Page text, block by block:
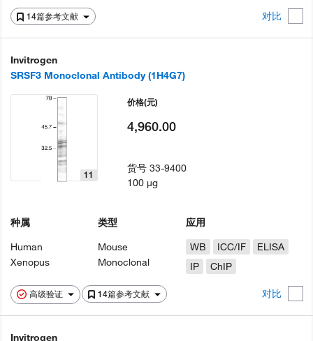
14篇参考文献 对比
Invitrogen
SRSF3 Monoclonal Antibody (1H4G7)
高级验证 14篇参考文献 对比
11
种属
Human
Xenopus
类型
Mouse
Monoclonal
应用
WB
ICC/IF
ELISA
IP
ChIP
价格(元)
4,960.00
货号33-9400
100 µg
Invitrogen